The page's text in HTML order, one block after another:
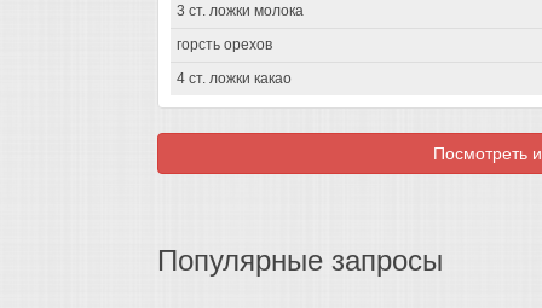
3 ст. ложки молока
горсть орехов
4 ст. ложки какао
Посмотреть
Популярные запросы